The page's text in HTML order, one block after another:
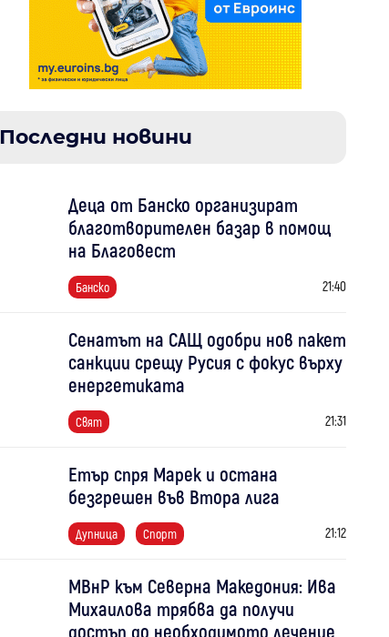
Последни новини
Деца от Банско организират
благотворителен базар в помощ
на Благовест
Банско 21:40
Сенатът на САЩ одобри нов пакет
санкции срещу Русия с фокус върху
енергетиката
Свят 21:31
Етър спря Марек и остана
безгрешен във Втора лига
Дупница Спорт 21:12
МВнР към Северна Македония: Ива
Михаилова трябва да получи
достъп до необходимото лечение